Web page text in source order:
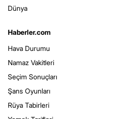
Dünya
Haberler.com
Hava Durumu
Namaz Vakitleri
Seçim Sonuçları
Şans Oyunları
Rüya Tabirleri